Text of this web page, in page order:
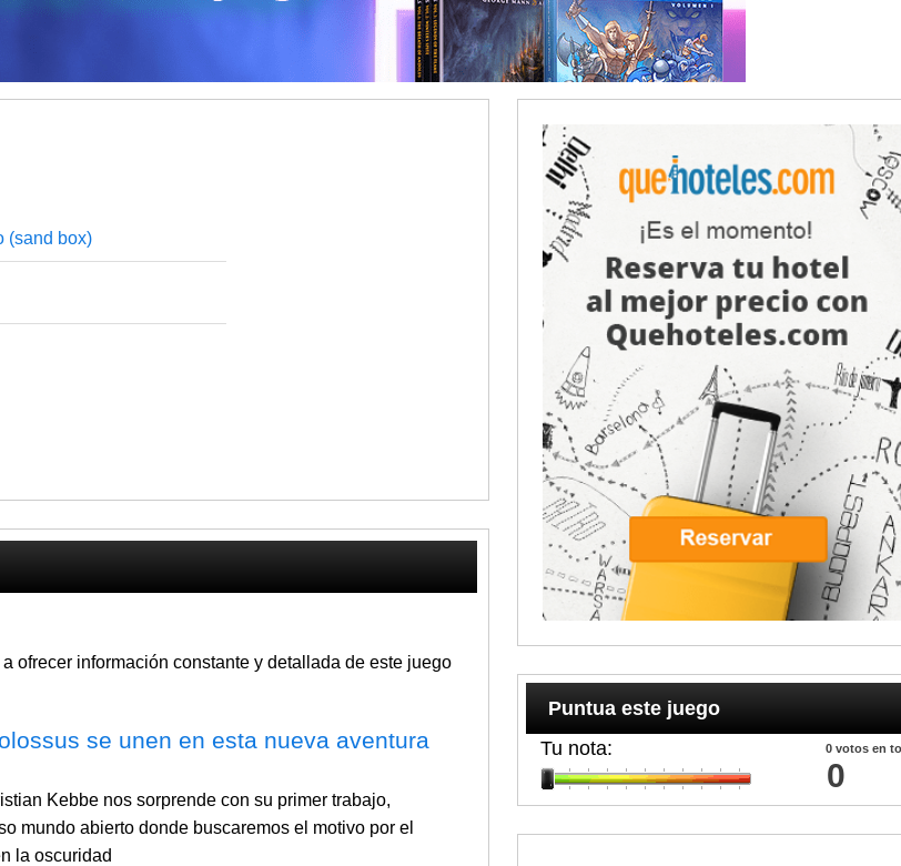
(sand box)
ofrecer información constante y detallada de este juego
se unen en esta nueva aventura
Kebbe nos sorprende con su primer trabajo,
mundo abierto donde buscaremos el motivo por el
la oscuridad
Puntua este juego
0votos en
Tu nota:
0